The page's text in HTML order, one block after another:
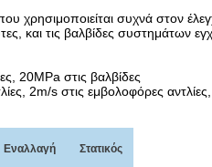
χρησιμοποιείται συχνά στον
και τις βαλβίδες συστημάτων
20MPa στις βαλβίδες
2m/s στις εμβολοφόρες
Εναλλαγή Στατικός